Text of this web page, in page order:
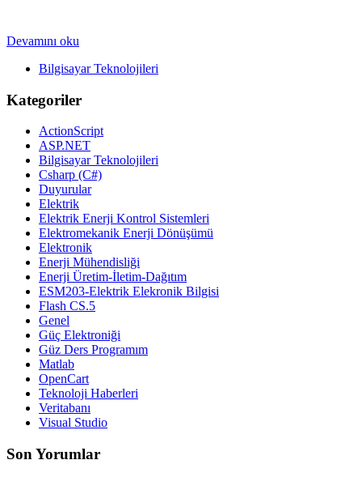
Devamını oku
Bilgisayar Teknolojileri
Kategoriler
ActionScript
ASP.NET
Bilgisayar Teknolojileri
Csharp (C#)
Duyurular
Elektrik
Elektrik Enerji Kontrol Sistemleri
Elektromekanik Enerji Dönüşümü
Elektronik
Enerji Mühendisliği
Enerji Üretim-İletim-Dağıtım
ESM203-Elektrik Elekronik Bilgisi
Flash CS.5
Genel
Güç Elektroniği
Güz Ders Programım
Matlab
OpenCart
Teknoloji Haberleri
Veritabanı
Visual Studio
Son Yorumlar